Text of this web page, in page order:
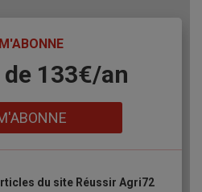
133€/an
du site Réussir Agri72